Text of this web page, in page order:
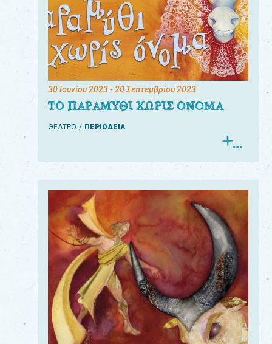
30 Ιουνίου 2023- 20 Σεπτεμβρίου 2023
ΤΟ ΠΑΡΑΜΥΘΙ ΧΩΡΙΣ ΟΝΟΜΑ
ΘΕΑΤΡΟ ΠΕΡΙΟΔΕΙΑ